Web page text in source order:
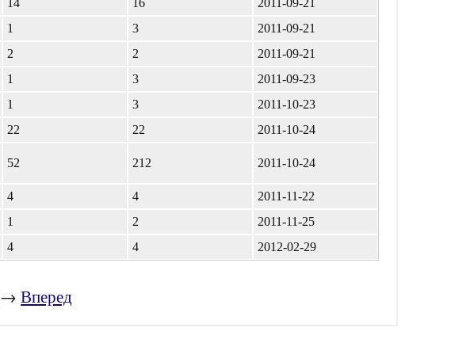
14 16
2011-09-21
1 3
2011-09-21
2 2
2011-09-21
1 3
2011-09-23
1 3
2011-10-23
22 22 2011-10-24
52 212 2011-10-24
4 4
2011-11-22
1 2
2011-11-25
4 4 2012-02-29
→Вперед